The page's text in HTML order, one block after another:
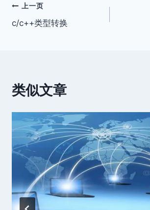
文
章
上一页
c/c++类型转换
类似文章